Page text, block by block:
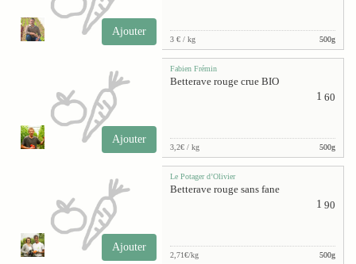
Ajouter
3 € / kg 500g
Ajouter
Fabien Frémin
Betterave rouge crue BIO
1 60
3,2€ / kg 500g
Ajouter
Le Potager d’Olivier
Betterave rouge sans fane
1 90
2,71€/kg 500g